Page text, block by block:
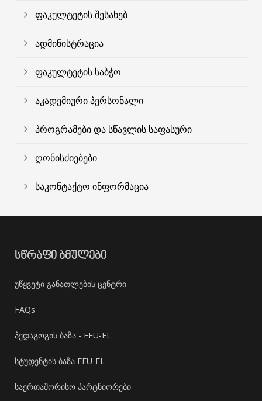
ფაკულტეტის შესახებ
ადმინისტრაცია
ფაკულტეტის საბჭო
აკადემიური პერსონალი
პროგრამები და სწავლის საფასური
ღონისძიებები
საკონტაქტო ინფორმაცია
ᲡᲬᲠᲐᲤᲘ ᲑᲛᲣᲚᲔᲑᲘ
უწყვეტი განათლების ცენტრი
FAQs
პედაგოგის ბაზა - EEU-EL
სტუდენტის ბაზა EEU-EL
საერთაშორისო პარტნიორები